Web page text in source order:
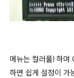
메뉴는 컬러풀! 하
하면 쉽게 설정이 가